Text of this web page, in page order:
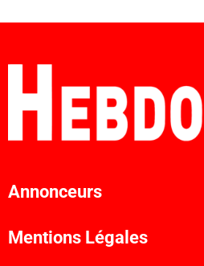
Annonceurs
Mentions Légales